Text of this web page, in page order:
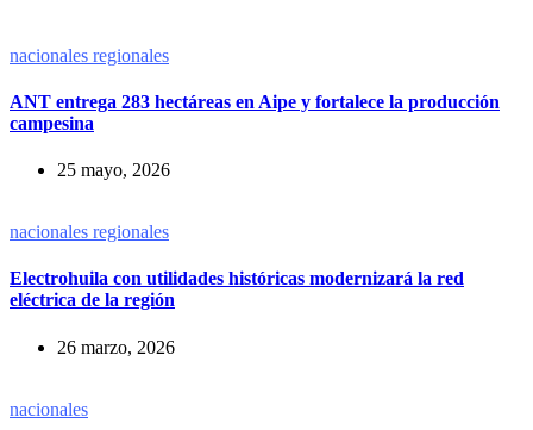
nacionales regionales
ANT entrega 283 hectáreas en Aipe y fortalece la producción
campesina
25 mayo, 2026
nacionales regionales
Electrohuila con utilidades históricas modernizará la red
eléctrica de la región
26 marzo, 2026
nacionales